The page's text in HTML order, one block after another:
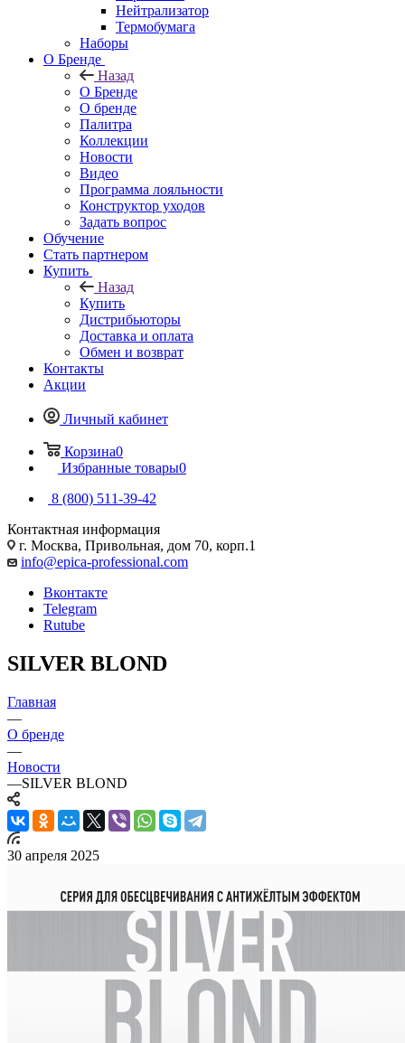
Нейтрализатор
Термобумага
Наборы
О Бренде
Назад
О Бренде
О бренде
Палитра
Коллекции
Новости
Видео
Программа лояльности
Конструктор уходов
Задать вопрос
Обучение
Стать партнером
Купить
Назад
Купить
Дистрибьюторы
Доставка и оплата
Обмен и возврат
Контакты
Акции
Личный кабинет
Корзина0
Избранные товары0
8 (800) 511-39-42
Контактная информация
г. Москва, Привольная, дом 70, корп.1
info@epica-professional.com
Вконтакте
Telegram
Rutube
SILVER BLOND
Главная
—
О бренде
—
Новости
—SILVER BLOND
30 апреля 2025